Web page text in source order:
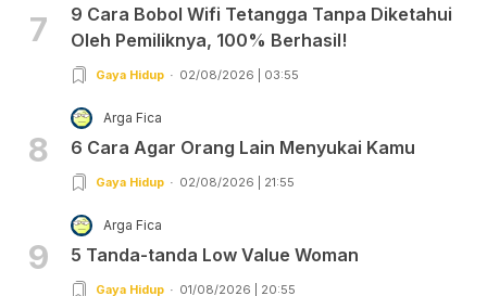
7
9 Cara Bobol Wifi Tetangga Tanpa Diketahui
Oleh Pemiliknya, 100% Berhasil!
Gaya Hidup 02/08/2026 | 03:55
8
Arga Fica
6 Cara Agar Orang Lain Menyukai Kamu
Gaya Hidup 02/08/2026 | 21:55
9
Arga Fica
5 Tanda-tanda Low Value Woman
Gaya Hidup 01/08/2026 | 20:55